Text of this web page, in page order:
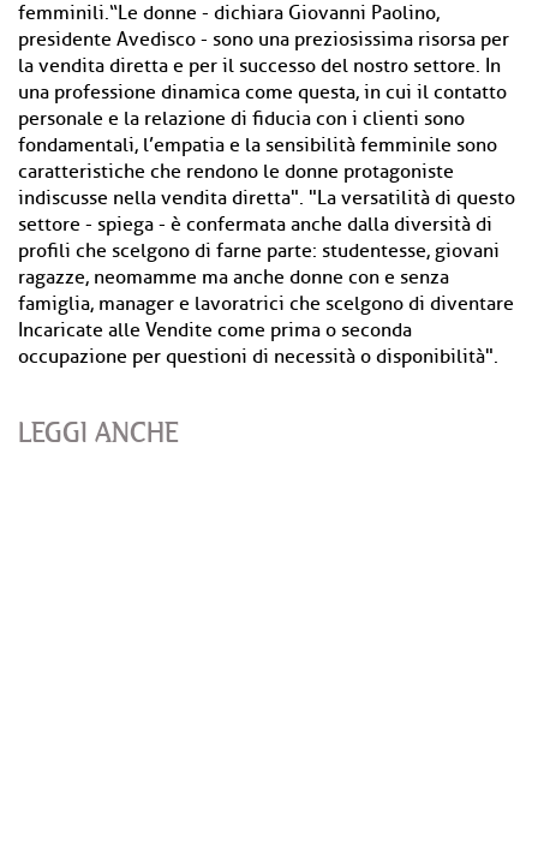
femminili.“Le donne - dichiara Giovanni Paolino,
presidente Avedisco - sono una preziosissima risorsa per
la vendita diretta e per il successo del nostro settore. In
una professione dinamica come questa, in cui il contatto
personale e la relazione di fiducia con i clienti sono
fondamentali, l’empatia e la sensibilità femminile sono
caratteristiche che rendono le donne protagoniste
indiscusse nella vendita diretta". "La versatilità di questo
settore - spiega - è confermata anche dalla diversità di
profili che scelgono di farne parte: studentesse, giovani
ragazze, neomamme ma anche donne con e senza
famiglia, manager e lavoratrici che scelgono di diventare
Incaricate alle Vendite come prima o seconda
occupazione per questioni di necessità o disponibilità".
LEGGI ANCHE